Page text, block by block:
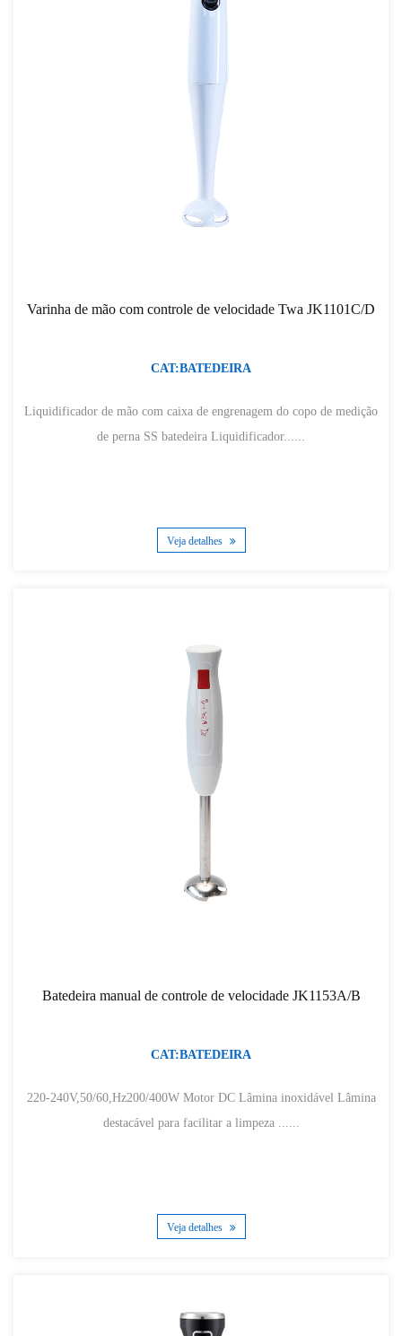
Varinha de mão com controle de velocidade Twa JK1101C/D
CAT:BATEDEIRA
Liquidificador de mão com caixa de engrenagem do copo de medição
de perna SS batedeira Liquidificador......
Veja detalhes
Batedeira manual de controle de velocidade JK1153A/B
CAT:BATEDEIRA
220-240V,50/60,Hz200/400W Motor DC Lâmina inoxidável Lâmina
destacável para facilitar a limpeza ......
Veja detalhes